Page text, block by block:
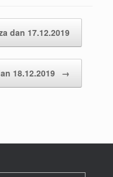
dan 17.12.2019
18.12.2019 →